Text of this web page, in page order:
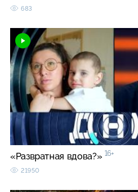
683
«Развратная вдова?» 16+
21950